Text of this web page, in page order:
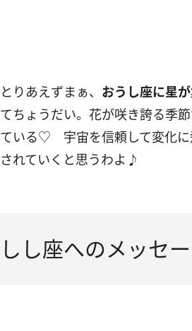
とりあえずまぁ、 おうし座に星
てちょうだい。花が咲き誇る季
ている♡ 宇宙を信頼して変化に
されていくと思うわよ♪
しし座へのメッセ